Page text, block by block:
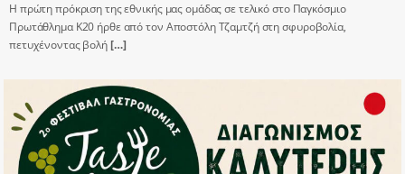
Η πρώτη πρόκριση της εθνικής μας ομάδας σε τελικό στο Παγκόσμιο
Πρωτάθλημα Κ20 ήρθε από τον Αποστόλη Τζαμτζή στη σφυροβολία,
πετυχένοντας βολή[…]